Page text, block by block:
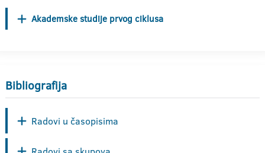
Akademske studije prvog ciklusa
Bibliografija
Radovi u časopisima